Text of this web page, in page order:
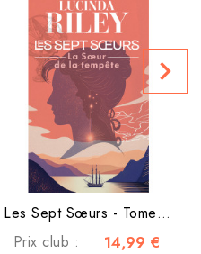
Les Sept Sœurs - Tome 2 -...
Prix club :
14,99 €
navigate_next